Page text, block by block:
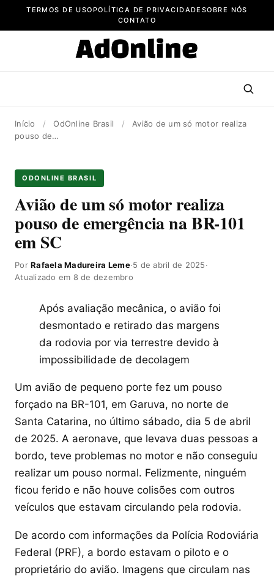
TERMOS DE USOPOLÍTICA DE PRIVACIDADE SOBRE NÓS
CONTATO
Início / OdOnline Brasil /
Avião de um só motor realiza
pouso de…
ODONLINE BRASIL
Avião de um só motor realiza
pouso de emergência na BR-101
em SC
PorRafaela Madureira Leme·5 de abril de 2025·
Atualizado em 8 de dezembro
Após avaliação mecânica, o avião foi
desmontado e retirado das margens
da rodovia por via terrestre devido à
impossibilidade de decolagem
Um avião de pequeno porte fez um pouso
forçado na BR-101, em Garuva, no norte de
Santa Catarina, no último sábado, dia 5 de abril
de 2025. A aeronave, que levava duas pessoas a
bordo, teve problemas no motor e não conseguiu
realizar um pouso normal. Felizmente, ninguém
ficou ferido e não houve colisões com outros
veículos que estavam circulando pela rodovia.
De acordo com informações da Polícia Rodoviária
Federal (PRF), a bordo estavam o piloto e o
proprietário do avião. Imagens que circulam nas